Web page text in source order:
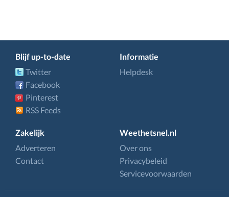
Blijf up-to-date
Twitter
Facebook
Pinterest
RSS Feeds
Informatie
Helpdesk
Zakelijk
Adverteren
Contact
Weethetsnel.nl
Over ons
Privacybeleid
Servicevoorwaarden